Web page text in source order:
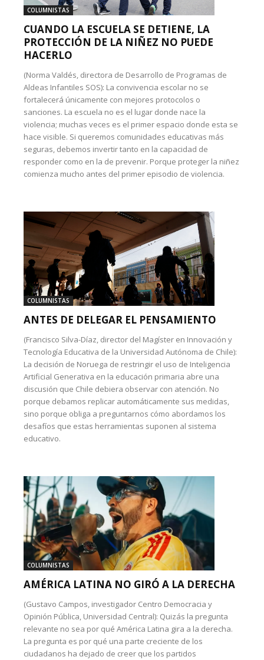
COLUMNISTAS
CUANDO LA ESCUELA SE DETIENE, LA
PROTECCIÓN DE LA NIÑEZ NO PUEDE
HACERLO
(Norma Valdés, directora de Desarrollo de Programas de
Aldeas Infantiles SOS): La convivencia escolar no se
fortalecerá únicamente con mejores protocolos o
sanciones. La escuela no es el lugar donde nace la
violencia; muchas veces es el primer espacio donde esta se
hace visible. Si queremos comunidades educativas más
seguras, debemos invertir tanto en la capacidad de
responder como en la de prevenir. Porque proteger la niñez
comienza mucho antes del primer episodio de violencia.
COLUMNISTAS
ANTES DE DELEGAR EL PENSAMIENTO
(Francisco Silva-Díaz, director del Magíster en Innovación y
Tecnología Educativa de la Universidad Autónoma de Chile):
La decisión de Noruega de restringir el uso de Inteligencia
Artificial Generativa en la educación primaria abre una
discusión que Chile debiera observar con atención. No
porque debamos replicar automáticamente sus medidas,
sino porque obliga a preguntarnos cómo abordamos los
desafíos que estas herramientas suponen al sistema
educativo.
COLUMNISTAS
AMÉRICA LATINA NO GIRÓ A LA DERECHA
(Gustavo Campos, investigador Centro Democracia y
Opinión Pública, Universidad Central): Quizás la pregunta
relevante no sea por qué América Latina gira a la derecha.
La pregunta es por qué una parte creciente de los
ciudadanos ha dejado de creer que los partidos